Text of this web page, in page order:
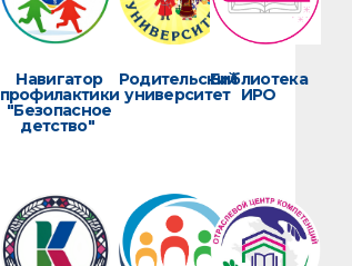
Навигатор
профилактики
"Безопасное
детство"
Родительский
университет
Библиотека
ИРО